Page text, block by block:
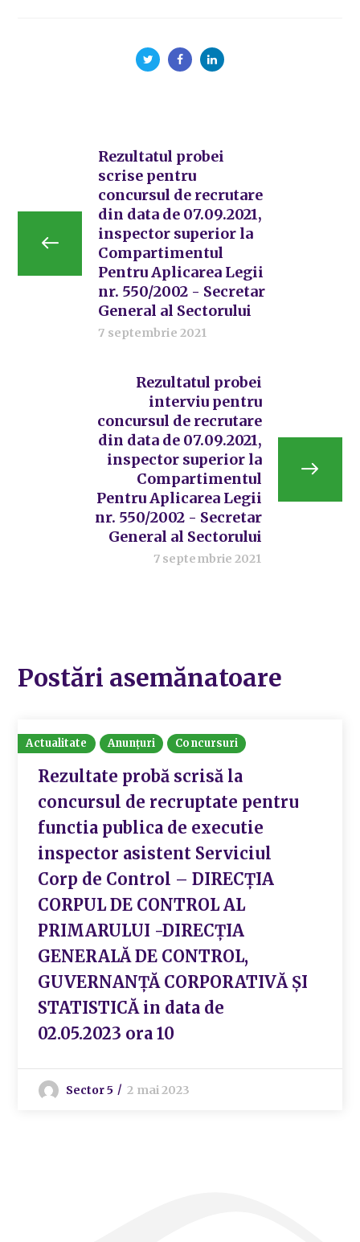
Rezultatul probei
scrise pentru
concursul de recrutare
din data de 07.09.2021,
inspector superior la
Compartimentul
Pentru Aplicarea Legii
nr. 550/2002 - Secretar
General al Sectorului
7 septembrie 2021
Rezultatul probei
interviu pentru
concursul de recrutare
din data de 07.09.2021,
inspector superior la
Compartimentul
Pentru Aplicarea Legii
nr. 550/2002 - Secretar
General al Sectorului
7 septembrie 2021
Postări asemănatoare
Actualitate Anunțuri Concursuri
Rezultate probă scrisă la
concursul de recruptate pentru
functia publica de executie
inspector asistent Serviciul
Corp de Control – DIRECȚIA
CORPUL DE CONTROL AL
PRIMARULUI -DIRECȚIA
GENERALĂ DE CONTROL,
GUVERNANȚĂ CORPORATIVĂ ȘI
STATISTICĂ in data de
02.05.2023 ora 10
Sector 5 2 mai 2023